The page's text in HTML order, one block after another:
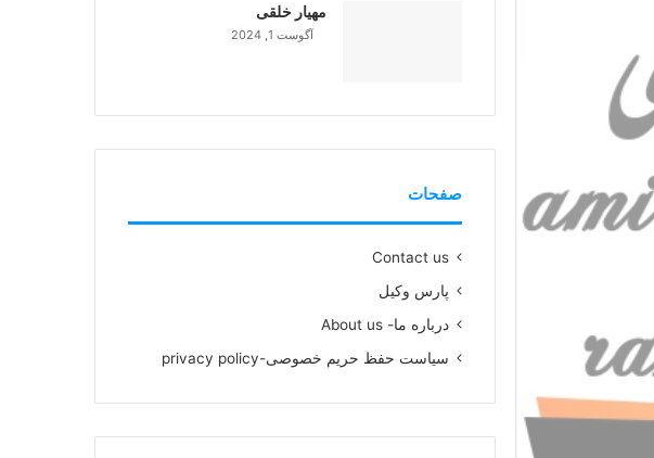
مهیار خلقی
آگوست 1, 2024
صفحات
Contact us
پارس وکیل
درباره ما- About us
سیاست حفظ حریم خصوصی-privacy policy